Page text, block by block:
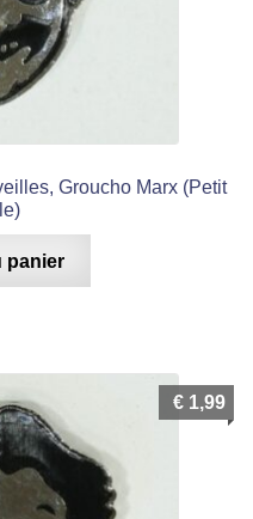
Groucho Marx (Petit
panier
€ 1,99